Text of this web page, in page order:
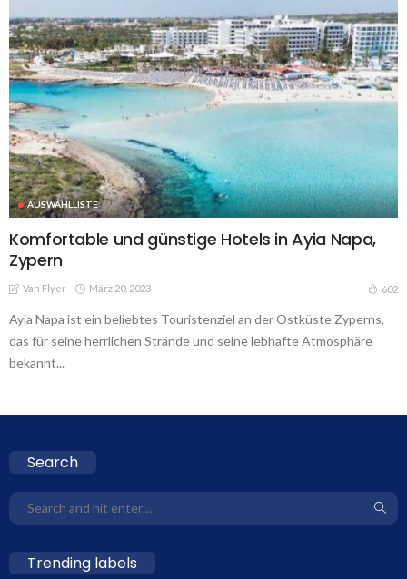
AUSWAHLLISTE
Komfortable und günstige Hotels in Ayia Napa,
Zypern
Van Flyer März 20, 2023 602
Ayia Napa ist ein beliebtes Touristenziel an der Ostküste Zyperns,
das für seine herrlichen Strände und seine lebhafte Atmosphäre
bekannt...
Search
Trending labels